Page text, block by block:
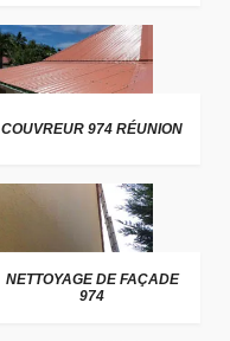
COUVREUR 974 RÉUNION
NETTOYAGE DE FAÇADE
974